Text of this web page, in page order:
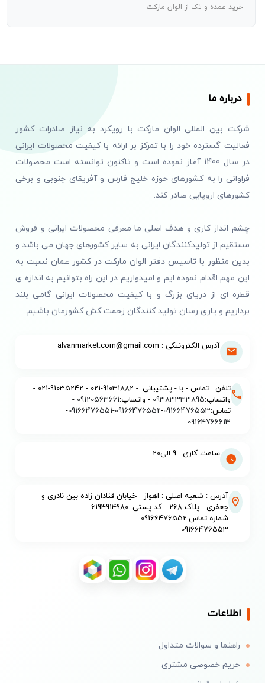
خرید عمده و تک از الوان مارکت
درباره ما
شرکت بین المللی الوان مارکت با رویکرد به نیاز صادرات کشور
فعالیت گسترده خود را با تمرکز بر ارائه با کیفیت محصولات ایرانی
در سال 1400 آغاز نموده است و تاکنون توانسته است محصولات
فراوانی را به کشورهای حوزه خلیج فارس و آفریقای جنوبی و برخی
کشورهای اروپایی صادر کند.
چشم انداز کاری و هدف اصلی ما معرفی محصولات ایرانی و فروش
مستقیم از تولیدکنندگان ایرانی به سایر کشورهای جهان می باشد و
بدین منظور با تاسیس دفتر الوان مارکت در کشور عمان نسبت به
این مهم اقدام نموده ایم و امیدواریم در این راه بتوانیم به اندازه ی
قطره ای از دریای بزرگ و با کیفیت محصولات ایرانی گامی بلند
برداریم و یاری رسان تولید کنندگان زحمت کش کشورمان باشیم.
آدرس الکترونیکی : alvanmarket.com@gmail.com
تلفن : تماس - با - پشتیبانی: - 91031882-021 - 91035242-021 -
واتساپ:09383333895 - واتساپ:09120563661
-
تماس:09166476553
-
09166476552
-
09166476551
-
09164766613
-
ساعت کاری : 9 الی20
آدرس : شعبه اصلی : اهواز - خیابان قنادان زاده بین نادری و
جعفری - پلاک 268 - کد پستی: 6194914980
شماره تماس:09166476552
09166476553
اطلاعات
راهنما و سوالات متداول
حریم خصوصی مشتری